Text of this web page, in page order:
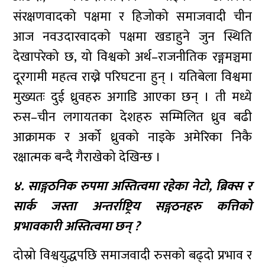
संरक्षणवादको पक्षमा र हिजोको समाजवादी चीन
आज नवउदारवादको पक्षमा खडाहुने जुन स्थिति
देखापरेको छ, यो विश्वको अर्थ–राजनीतिक रङ्गमञ्चमा
दूरगामी महत्व राख्ने परिघटना हुन् । यतिबेला विश्वमा
मुख्यतः दुई ध्रुवहरु अगाडि आएका छन् । ती मध्ये
रुस–चीन लगायतका देशहरु सम्मिलित ध्रुव बढी
आक्रामक र अर्को ध्रुवको नाइके अमेरिका निकै
रक्षात्मक बन्दै गैराखेको देखिन्छ ।
४. साङ्गठनिक रुपमा अस्तित्वमा रहेका नेटो, ब्रिक्स र
सार्क जस्ता अन्तर्राष्ट्रिय सङ्गठनहरु कत्तिको
प्रभावकारी अस्तित्वमा छन् ?
दोस्रो विश्वयुद्धपछि समाजवादी रुसको बढ्दो प्रभाव र